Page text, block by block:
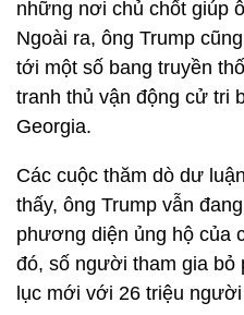
những nơi chủ chốt giúp
Ngoài ra, ông Trump
tới một số bang truyền
tranh thủ vận động cử tri
Georgia.
Các cuộc thăm dò dư
thấy, ông Trump vẫn
phương diện ủng hộ của
đó, số người tham gia bỏ
lục mới với 26 triệu